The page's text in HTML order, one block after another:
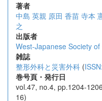
著者
中島 英親 原田 香苗 寺本
之
出版者
West-Japanese Society
雑誌
整形外科と災害外科 (
巻号頁・発行日
vol.47, no.4, pp.1204-
16)